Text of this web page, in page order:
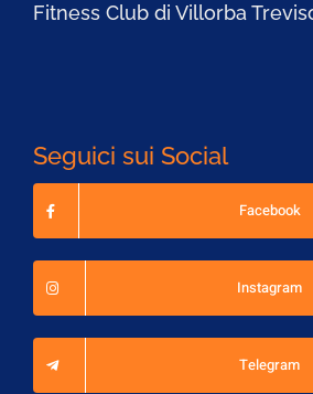
Fitness Club di Villorba
Seguici sui Social
Facebook
Instagram
Telegram